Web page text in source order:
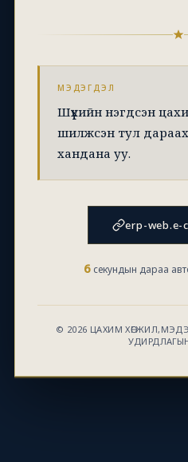
МЭДЭГДЭЛ
Шүүхийн нэгдсэн
шилжсэн тул
хандана уу.
erp-web.e-
6 секундын дараа
© 2026 ЦАХИМ